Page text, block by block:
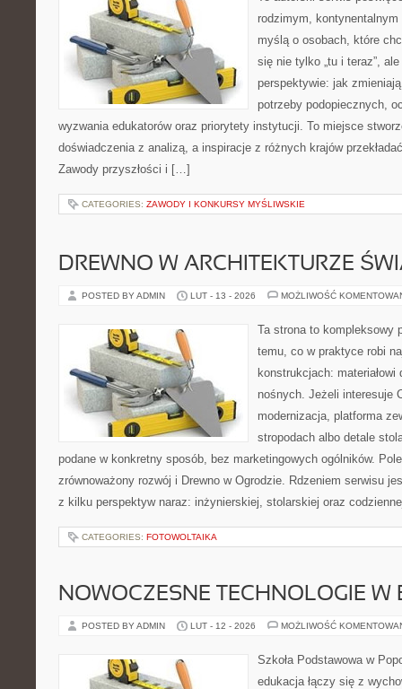
rodzimym,
myślą o osobach, które
się nie tylko „tu i teraz”,
perspektywie: jak
potrzeby podopiecznych,
wyzwania edukatorów oraz priorytety instytucji. To miejsce
doświadczenia z analizą, a inspiracje z różnych krajów
Zawody przyszłości i […]
CATEGORIES: ZAWODY I KONKURSY MYŚLIWSKIE
DREWNO W ARCHITEKTURZE
POSTED BY ADMIN LUT - 13 - 2026 MOŻLIWOŚĆ
Ta strona to kompleksowy
temu, co w praktyce robi
konstrukcjach:
nośnych. Jeżeli interesuje
modernizacja, platforma
stropodach albo detale
podane w konkretny sposób, bez marketingowych ogólników.
zrównoważony rozwój i Drewno w Ogrodzie. Rdzeniem serwisu
z kilku perspektyw naraz: inżynierskiej, stolarskiej oraz
CATEGORIES: FOTOWOLTAIKA
NOWOCZESNE TECHNOLOGIE W
POSTED BY ADMIN LUT - 12 - 2026 MOŻLIWOŚĆ
Szkoła Podstawowa w
edukacja łączy się z